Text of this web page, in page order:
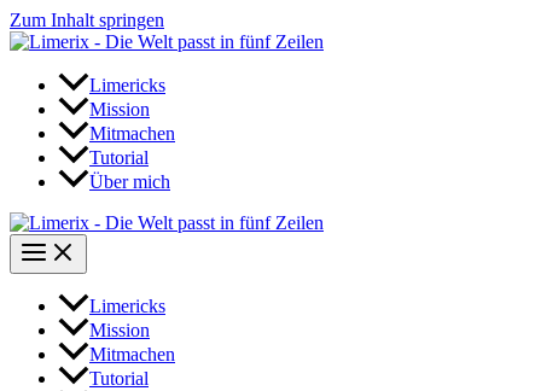
Zum Inhalt springen
Limericks
Mission
Mitmachen
Tutorial
Über mich
Limericks
Mission
Mitmachen
Tutorial